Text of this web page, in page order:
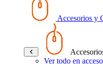
Accesorios y
Ver todo en